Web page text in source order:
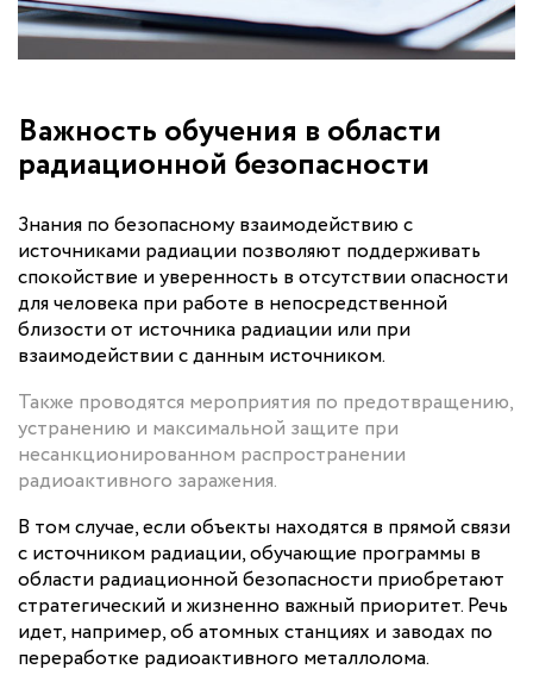
Важность обучения в области
радиационной безопасности
Знания по безопасному взаимодействию с
источниками радиации позволяют поддерживать
спокойствие и уверенность в отсутствии опасности
для человека при работе в непосредственной
близости от источника радиации или при
взаимодействии с данным источником.
Также проводятся мероприятия по предотвращению,
устранению и максимальной защите при
несанкционированном распространении
радиоактивного заражения.
В том случае, если объекты находятся в прямой связи
с источником радиации, обучающие программы в
области радиационной безопасности приобретают
стратегический и жизненно важный приоритет. Речь
идет, например, об атомных станциях и заводах по
переработке радиоактивного металлолома.